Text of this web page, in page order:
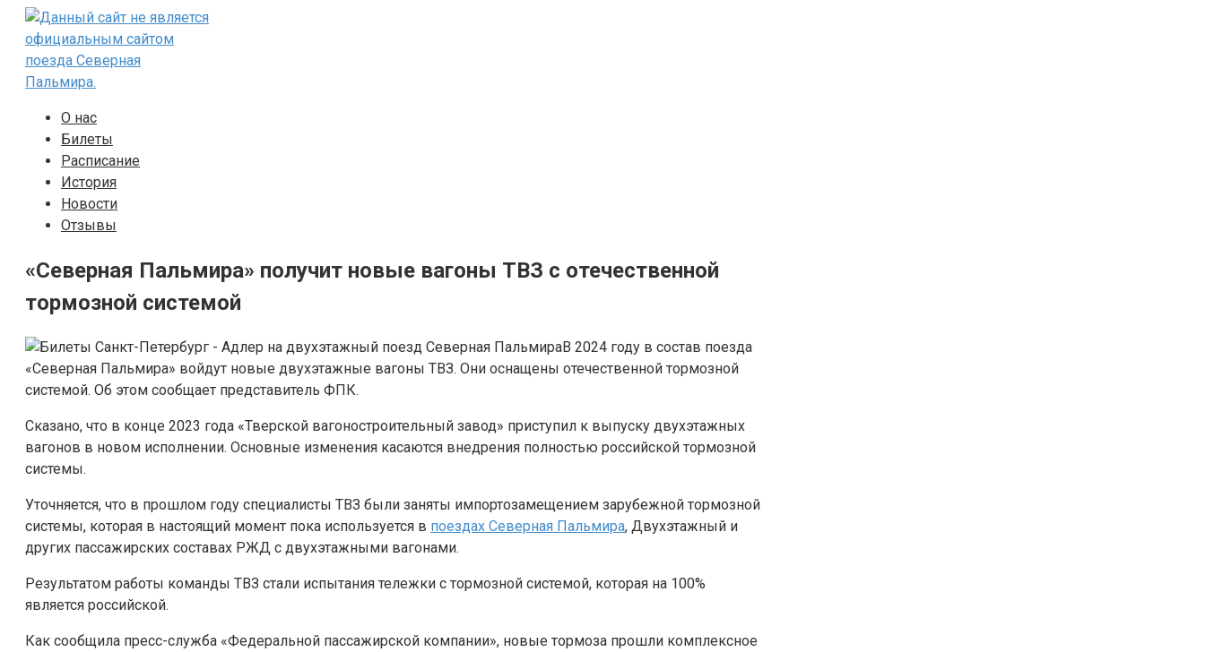
Перейти
контенту
О нас
Билеты
Расписание
История
Новости
Отзывы
«Северная Пальмира» получит новые вагоны ТВЗ с отечественной
тормозной системой
В 2024 году в состав поезда
«Северная Пальмира» войдут новые двухэтажные вагоны ТВЗ. Они оснащены отечественной тормозной
системой. Об этом сообщает представитель ФПК.
Сказано, что в конце 2023 года «Тверской вагоностроительный завод» приступил к выпуску двухэтажных
вагонов в новом исполнении. Основные изменения касаются внедрения полностью российской тормозной
системы.
Уточняется, что в прошлом году специалисты ТВЗ были заняты импортозамещением зарубежной тормозной
системы, которая в настоящий момент пока используется в поездах Северная Пальмира, Двухэтажный и
других пассажирских составах РЖД с двухэтажными вагонами.
Результатом работы команды ТВЗ стали испытания тележки с тормозной системой, которая на 100%
является российской.
Как сообщила пресс-служба «Федеральной пассажирской компании», новые тормоза прошли комплексное